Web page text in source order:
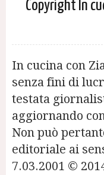
Copyright In
In cucina con
senza fini di
testata
aggiornando
Non può
editoriale ai
7.03.2001 ©